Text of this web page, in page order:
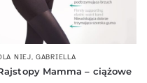
NIEJ,GABRIELLA
Mamma – ciążowe